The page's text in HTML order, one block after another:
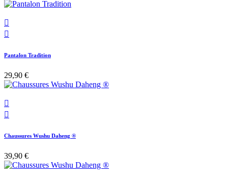


Pantalon Tradition
29,90 €


Chaussures Wushu Daheng ®
39,90 €